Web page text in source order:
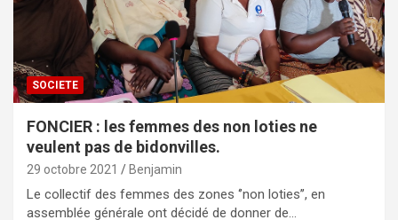
SOCIETE
FONCIER : les femmes des non loties ne
veulent pas de bidonvilles.
29 octobre 2021 Benjamin
Le collectif des femmes des zones ‘’non loties’’, en
assemblée générale ont décidé de donner de…